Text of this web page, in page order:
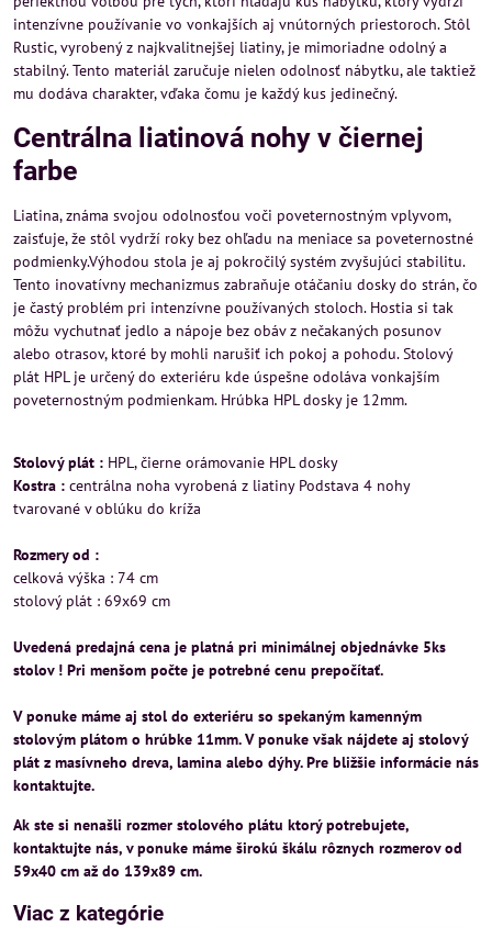
intenzívne používanie vo vonkajších aj vnútorných priestoroch. Stôl
Rustic, vyrobený z najkvalitnejšej liatiny, je mimoriadne odolný a
stabilný. Tento materiál zaručuje nielen odolnosť nábytku, ale taktiež
mu dodáva charakter, vďaka čomu je každý kus jedinečný.
Centrálna liatinová nohy v čiernej
farbe
Liatina, známa svojou odolnosťou voči poveternostným vplyvom,
zaisťuje, že stôl vydrží roky bez ohľadu na meniace sa poveternostné
podmienky.Výhodou stola je aj pokročilý systém zvyšujúci stabilitu.
Tento inovatívny mechanizmus zabraňuje otáčaniu dosky do strán, čo
je častý problém pri intenzívne používaných stoloch. Hostia si tak
môžu vychutnať jedlo a nápoje bez obáv z nečakaných posunov
alebo otrasov, ktoré by mohli narušiť ich pokoj a pohodu. Stolový
plát HPL je určený do exteriéru kde úspešne odoláva vonkajším
poveternostným podmienkam. Hrúbka HPL dosky je 12mm.
Stolový plát : HPL, čierne orámovanie HPL dosky
Kostra : centrálna noha vyrobená z liatiny Podstava 4 nohy
tvarované v oblúku do kríža
Rozmery od :
celková výška : 74 cm
stolový plát : 69x69 cm
Uvedená predajná cena je platná pri minimálnej objednávke 5ks
stolov ! Pri menšom počte je potrebné cenu prepočítať.
V ponuke máme aj stol do exteriéru so spekaným kamenným
stolovým plátom o hrúbke 11mm. V ponuke však nájdete aj stolový
plát z masívneho dreva, lamina alebo dýhy. Pre bližšie informácie nás
kontaktujte.
Ak ste si nenašli rozmer stolového plátu ktorý potrebujete,
kontaktujte nás, v ponuke máme širokú škálu rôznych rozmerov od
59x40 cm až do 139x89 cm.
Viac z kategórie